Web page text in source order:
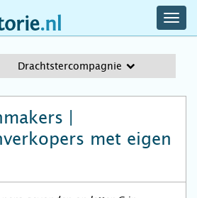
Drachtstercompagnie
|
met eigen